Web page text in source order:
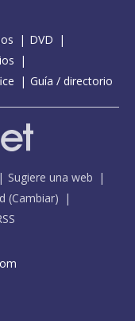
DVD
Guía / directorio
Sugiere una web
(Cambiar)